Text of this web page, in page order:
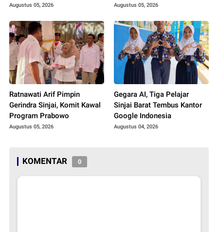
Augustus 05, 2026
Daerah
Augustus 05, 2026
Ratnawati Arif Pimpin
Gerindra Sinjai, Komit Kawal
Program Prabowo
Augustus 05, 2026
Gegara AI, Tiga Pelajar
Sinjai Barat Tembus Kantor
Google Indonesia
Augustus 04, 2026
KOMENTAR 0